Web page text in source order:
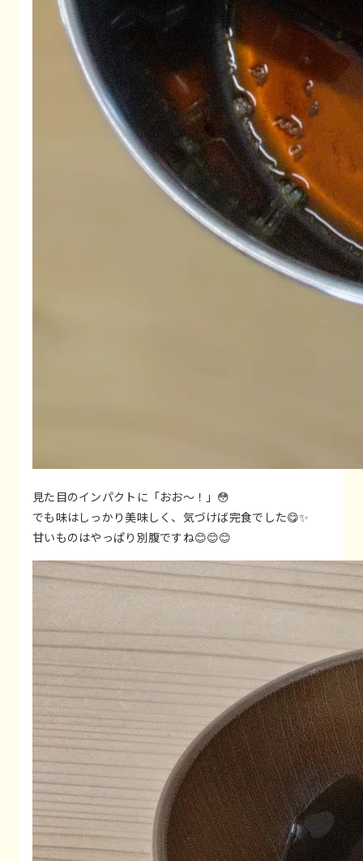
見た目のインパクトに「おお〜！」😳
でも味はしっかり美味しく、気づけば完食でした😋✨
甘いものはやっぱり別腹ですね😊😊😊